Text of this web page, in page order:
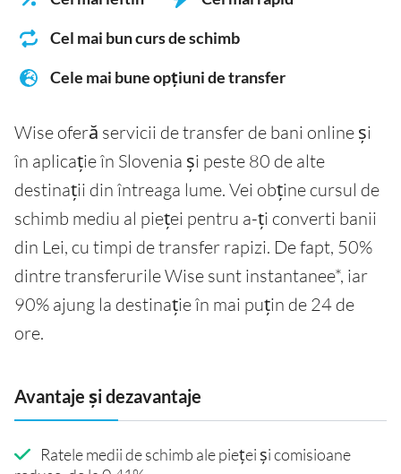
Cel mai bun curs de schimb
Cele mai bune opțiuni de transfer
Wise oferă servicii de transfer de bani online și
în aplicație în Slovenia și peste 80 de alte
destinații din întreaga lume. Vei obține cursul de
schimb mediu al pieței pentru a-ți converti banii
din Lei, cu timpi de transfer rapizi. De fapt, 50%
dintre transferurile Wise sunt instantanee*, iar
90% ajung la destinație în mai puțin de 24 de
ore.
Avantaje și dezavantaje
Ratele medii de schimb ale pieței și comisioane